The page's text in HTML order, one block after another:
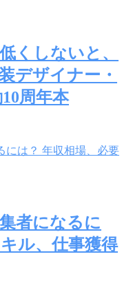
くしないと、
デザイナー・
周年本
者になるに
ル、仕事獲得